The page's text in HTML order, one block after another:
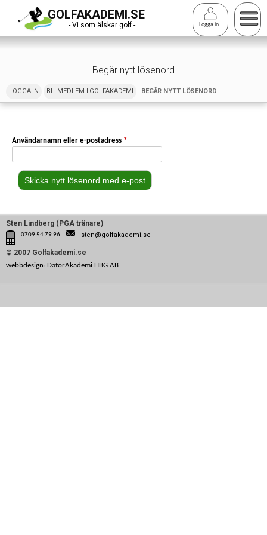
Hoppa
till
huvudinnehåll
Logga in
GOLFAKADEMI.SE
- Vi som älskar golf -
Begär nytt lösenord
LOGGA IN BLI MEDLEM I GOLFAKADEMI BEGÄR NYTT LÖSENORD
Användarnamn eller e-postadress *
Sten Lindberg (PGA tränare)
0709 54 79 96 sten@golfakademi.se
© 2007 Golfakademi.se
webbdesign: DatorAkademi HBG AB